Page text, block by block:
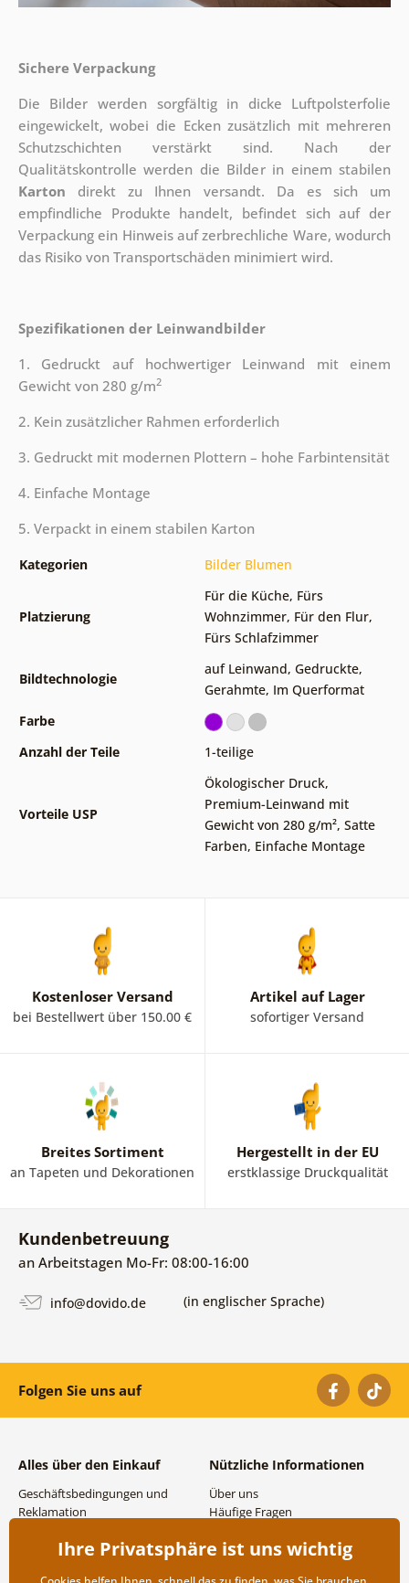
Sichere Verpackung
Die Bilder werden sorgfältig in dicke Luftpolsterfolie
eingewickelt, wobei die Ecken zusätzlich mit mehreren
Schutzschichten verstärkt sind. Nach der
Qualitätskontrolle werden die Bilder in einem stabilen
Karton direkt zu Ihnen versandt. Da es sich um
empfindliche Produkte handelt, befindet sich auf der
Verpackung ein Hinweis auf zerbrechliche Ware, wodurch
das Risiko von Transportschäden minimiert wird.
Spezifikationen der Leinwandbilder
1. Gedruckt auf hochwertiger Leinwand mit einem
Gewicht von 280 g/m2
2. Kein zusätzlicher Rahmen erforderlich
3. Gedruckt mit modernen Plottern – hohe Farbintensität
4. Einfache Montage
5. Verpackt in einem stabilen Karton
Kategorien Bilder Blumen
Platzierung
Für die Küche, Fürs
Wohnzimmer, Für den Flur,
Fürs Schlafzimmer
Bildtechnologie
auf Leinwand, Gedruckte,
Gerahmte, Im Querformat
Farbe
Anzahl der Teile
1-teilige
Vorteile USP
Ökologischer Druck,
Premium-Leinwand mit
Gewicht von 280 g/m², Satte
Farben, Einfache Montage
Kostenloser Versand
bei Bestellwert über 150.00 €
Artikel auf Lager
sofortiger Versand
Breites Sortiment
an Tapeten und Dekorationen
Hergestellt in der EU
erstklassige Druckqualität
Kundenbetreuung
an Arbeitstagen Mo-Fr: 08:00-16:00
info@dovido.de (in englischer Sprache)
Folgen Sie uns auf
Alles über den Einkauf
Geschäftsbedingungen und
Reklamation
Versand- und
Nützliche Informationen
Über uns
Häufige Fragen
Großhandel und
Ihre Privatsphäre ist uns wichtig